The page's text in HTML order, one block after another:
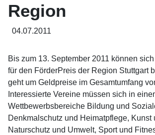
Region
04.07.2011
Bis zum 13. September 2011 können
für den FörderPreis der Region Stuttgart
geht um Geldpreise im Gesamtumfang
Interessierte Vereine müssen sich in
Wettbewerbsbereiche Bildung und
Denkmalschutz und Heimatpflege, Kunst
Naturschutz und Umwelt, Sport und